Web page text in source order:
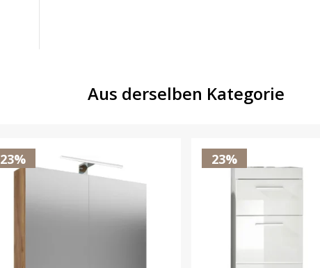
Aus derselben Kategorie
23% 23%